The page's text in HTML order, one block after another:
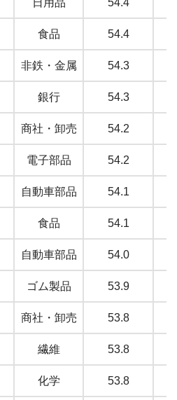
日用品 54.4
食品 54.4
非鉄・金属 54.3
銀行 54.3
商社・卸売 54.2
電子部品 54.2
自動車部品 54.1
食品 54.1
自動車部品 54.0
ゴム製品 53.9
商社・卸売 53.8
繊維 53.8
化学 53.8